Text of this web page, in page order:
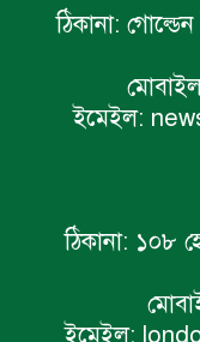
ঠিকানা:
ইমেইল:
ঠিকানা: ১০৮
ইমেইল: